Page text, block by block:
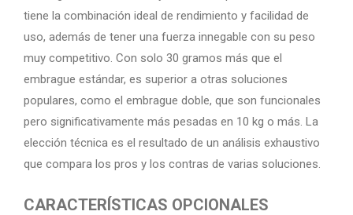
tiene la combinación ideal de rendimiento y facilidad de
uso, además de tener una fuerza innegable con su peso
muy competitivo. Con solo 30 gramos más que el
embrague estándar, es superior a otras soluciones
populares, como el embrague doble, que son funcionales
pero significativamente más pesadas en 10 kg o más. La
elección técnica es el resultado de un análisis exhaustivo
que compara los pros y los contras de varias soluciones.
CARACTERÍSTICAS OPCIONALES